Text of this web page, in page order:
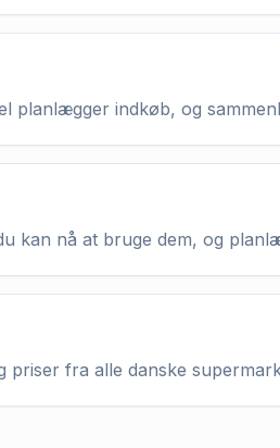
planlægger indkøb, og
kan nå at bruge dem, og
priser fra alle danske